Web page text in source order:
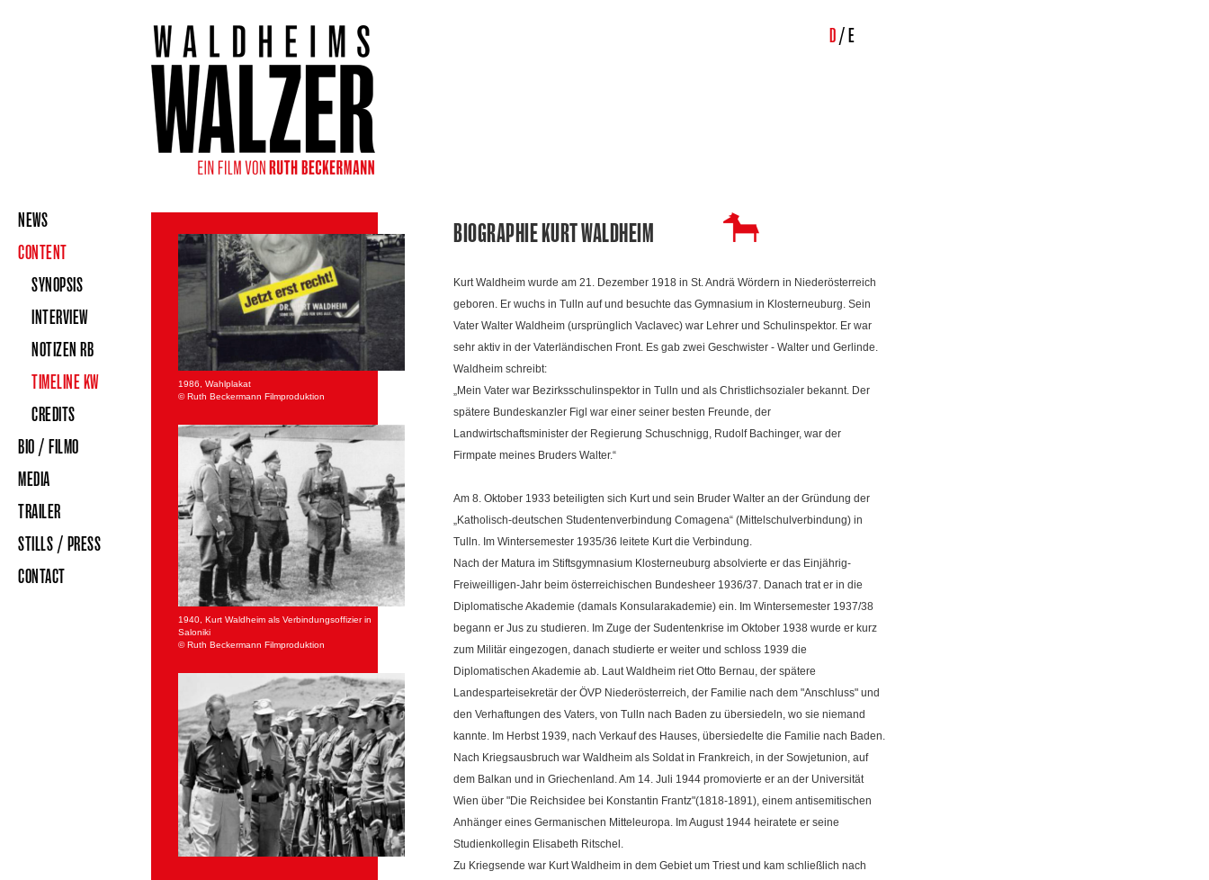
D/ E
NEWS
CONTENT
SYNOPSIS
INTERVIEW
NOTIZEN RB
TIMELINE KW
CREDITS
BIO / FILMO
MEDIA
TRAILER
STILLS / PRESS
CONTACT
1986, Wahlplakat
© Ruth Beckermann Filmproduktion
1940, Kurt Waldheim als Verbindungsoffizier in
Saloniki
© Ruth Beckermann Filmproduktion
BIOGRAPHIE KURT WALDHEIM
Kurt Waldheim wurde am 21. Dezember 1918 in St. Andrä Wördern in Niederösterreich
geboren. Er wuchs in Tulln auf und besuchte das Gymnasium in Klosterneuburg. Sein
Vater Walter Waldheim (ursprünglich Vaclavec) war Lehrer und Schulinspektor. Er war
sehr aktiv in der Vaterländischen Front. Es gab zwei Geschwister - Walter und Gerlinde.
Waldheim schreibt:
„Mein Vater war Bezirksschulinspektor in Tulln und als Christlichsozialer bekannt. Der
spätere Bundeskanzler Figl war einer seiner besten Freunde, der
Landwirtschaftsminister der Regierung Schuschnigg, Rudolf Bachinger, war der
Firmpate meines Bruders Walter.“
Am 8. Oktober 1933 beteiligten sich Kurt und sein Bruder Walter an der Gründung der
„Katholisch-deutschen Studentenverbindung Comagena“ (Mittelschulverbindung) in
Tulln. Im Wintersemester 1935/36 leitete Kurt die Verbindung.
Nach der Matura im Stiftsgymnasium Klosterneuburg absolvierte er das Einjährig-
Freiweilligen-Jahr beim österreichischen Bundesheer 1936/37. Danach trat er in die
Diplomatische Akademie (damals Konsularakademie) ein. Im Wintersemester 1937/38
begann er Jus zu studieren. Im Zuge der Sudentenkrise im Oktober 1938 wurde er kurz
zum Militär eingezogen, danach studierte er weiter und schloss 1939 die
Diplomatischen Akademie ab. Laut Waldheim riet Otto Bernau, der spätere
Landesparteisekretär der ÖVP Niederösterreich, der Familie nach dem "Anschluss" und
den Verhaftungen des Vaters, von Tulln nach Baden zu übersiedeln, wo sie niemand
kannte. Im Herbst 1939, nach Verkauf des Hauses, übersiedelte die Familie nach Baden.
Nach Kriegsausbruch war Waldheim als Soldat in Frankreich, in der Sowjetunion, auf
dem Balkan und in Griechenland. Am 14. Juli 1944 promovierte er an der Universität
Wien über "Die Reichsidee bei Konstantin Frantz"(1818-1891), einem antisemitischen
Anhänger eines Germanischen Mitteleuropa. Im August 1944 heiratete er seine
Studienkollegin Elisabeth Ritschel.
Zu Kriegsende war Kurt Waldheim in dem Gebiet um Triest und kam schließlich nach